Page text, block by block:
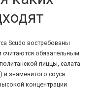
Scudo востребованы
обязательным
пиццы, салата
и знаменитого соуса
концентрации